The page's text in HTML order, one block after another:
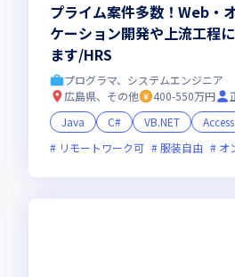
プライム案件多数！Web・
ケーション開発や上流工程
ます/HRS
プログラマ、システムエンジニア
広島県、その他
400-550万円
Java
C# VB.NET
Access
リモートワーク可
服装自由 オ